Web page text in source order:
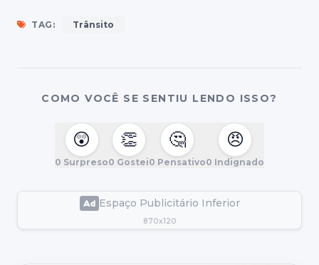
TAG: Trânsito
COMO VOCÊ SE SENTIU LENDO ISSO?
😲
0 Surpreso
👏
0 Gostei
🤔
0 Pensativo
😠
0 Indignado
Espaço Publicitário Inferior
870x120